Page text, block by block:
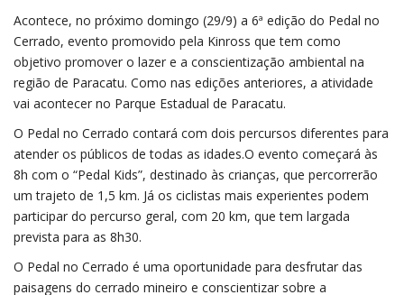
Acontece, no próximo domingo (29/9) a 6ª edição do Pedal no
Cerrado, evento promovido pela Kinross que tem como
objetivo promover o lazer e a conscientização ambiental na
região de Paracatu. Como nas edições anteriores, a atividade
vai acontecer no Parque Estadual de Paracatu.
O Pedal no Cerrado contará com dois percursos diferentes para
atender os públicos de todas as idades.O evento começará às
8h com o “Pedal Kids”, destinado às crianças, que percorrerão
um trajeto de 1,5 km. Já os ciclistas mais experientes podem
participar do percurso geral, com 20 km, que tem largada
prevista para as 8h30.
O Pedal no Cerrado é uma oportunidade para desfrutar das
paisagens do cerrado mineiro e conscientizar sobre a